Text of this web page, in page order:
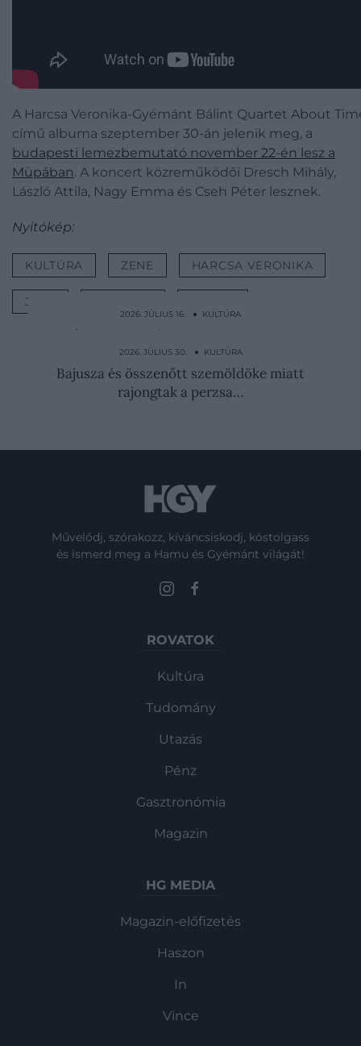
A Harcsa Veronika-Gyémánt Bálint Quartet About
című albuma szeptember 30-án jelenik meg, a
budapesti lemezbemutató november 22-én lesz a
Müpában. A koncert közreműködői Dresch Mihály,
László Attila, Nagy Emma és Cseh Péter lesznek.
Nyitókép:
KULTÚRA ZENE HARCSA VERONIKA
JAZZ
2026. JÚLIUS 16. ● KULTÚRA
5 ártalmatlan tárgy, amely könnyedén
megölhetett a…
2026. JÚLIUS 30. ● KULTÚRA
Bajusza és összenőtt szemöldöke miatt
rajongtak a perzsa…
Művelődj, szórakozz, kíváncsiskodj, kóstolgass
és ismerd meg a Hamu és Gyémánt világát!
ROVATOK
Kultúra
Tudomány
Utazás
Pénz
Gasztronómia
Magazin
HG MEDIA
Magazin-előfizetés
Haszon
In
Vince